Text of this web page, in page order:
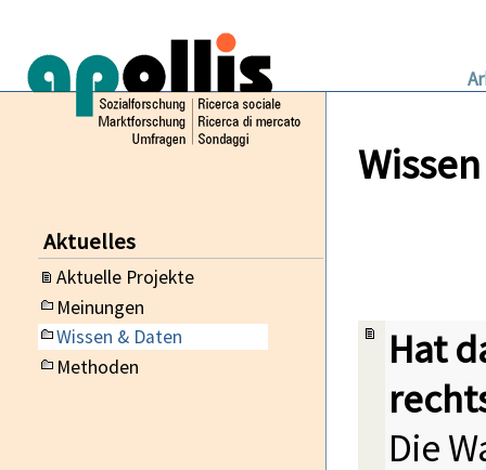
Aktuelles
Aktuelle Projekte
Meinungen
Wissen & Daten
Methoden
Hat
Die